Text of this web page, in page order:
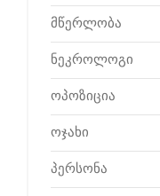
მწერლობა
ნეკროლოგი
ოპოზიცია
ოჯახი
პერსონა